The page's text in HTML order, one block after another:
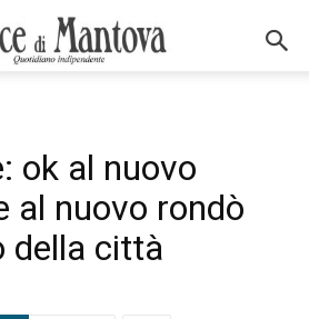
ok al nuovo
al nuovo rondò
della città